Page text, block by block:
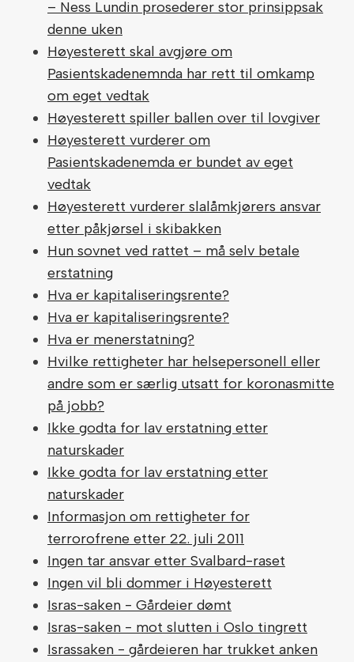
– Ness Lundin prosederer stor prinsippsak
denne uken
Høyesterett skal avgjøre om
Pasientskadenemnda har rett til omkamp
om eget vedtak
Høyesterett spiller ballen over til lovgiver
Høyesterett vurderer om
Pasientskadenemda er bundet av eget
vedtak
Høyesterett vurderer slalåmkjørers ansvar
etter påkjørsel i skibakken
Hun sovnet ved rattet – må selv betale
erstatning
Hva er kapitaliseringsrente?
Hva er kapitaliseringsrente?
Hva er menerstatning?
Hvilke rettigheter har helsepersonell eller
andre som er særlig utsatt for koronasmitte
på jobb?
Ikke godta for lav erstatning etter
naturskader
Ikke godta for lav erstatning etter
naturskader
Informasjon om rettigheter for
terrorofrene etter 22. juli 2011
Ingen tar ansvar etter Svalbard-raset
Ingen vil bli dommer i Høyesterett
Isras-saken - Gårdeier dømt
Isras-saken - mot slutten i Oslo tingrett
Israssaken - gårdeieren har trukket anken